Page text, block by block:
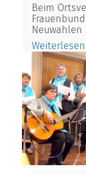
Beim
Weiterlesen